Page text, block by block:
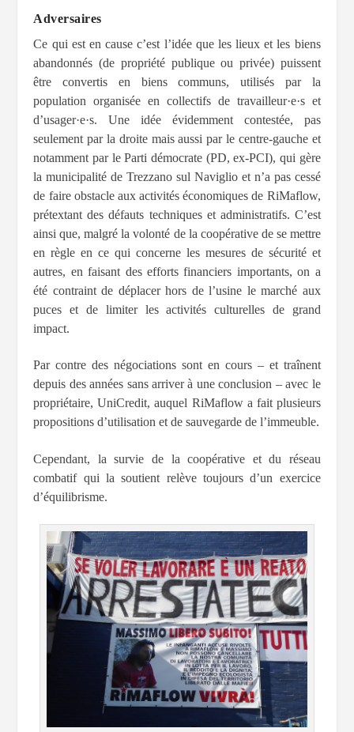
Adversaires
Ce qui est en cause c’est l’idée que les lieux et les biens
abandonnés (de propriété publique ou privée) puissent
être convertis en biens communs, utilisés par la
population organisée en collectifs de travailleur·e·s et
d’usager·e·s. Une idée évidemment contestée, pas
seulement par la droite mais aussi par le centre-gauche et
notamment par le Parti démocrate (PD, ex-PCI), qui gère
la municipalité de Trezzano sul Naviglio et n’a pas cessé
de faire obstacle aux activités économiques de RiMaflow,
prétextant des défauts techniques et administratifs. C’est
ainsi que, malgré la volonté de la coopérative de se mettre
en règle en ce qui concerne les mesures de sécurité et
autres, en faisant des efforts financiers importants, on a
été contraint de déplacer hors de l’usine le marché aux
puces et de limiter les activités culturelles de grand
impact.
Par contre des négociations sont en cours – et traînent
depuis des années sans arriver à une conclusion – avec le
propriétaire, UniCredit, auquel RiMaflow a fait plusieurs
propositions d’utilisation et de sauvegarde de l’immeuble.
Cependant, la survie de la coopérative et du réseau
combatif qui la soutient relève toujours d’un exercice
d’équilibrisme.